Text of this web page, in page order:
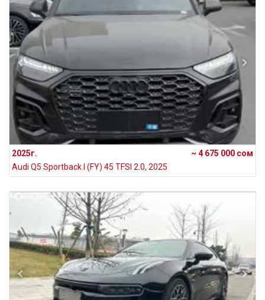
2025г.
~ 4 675 000 сом
Audi Q5 Sportback I (FY) 45 TFSI 2.0, 2025